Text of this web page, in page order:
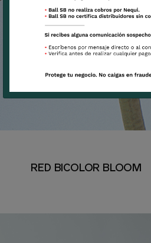
RED BICOLOR BLOOM